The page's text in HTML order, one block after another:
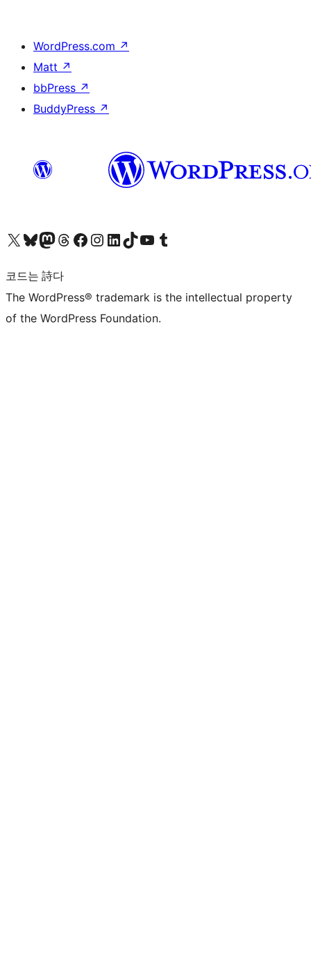
WordPress.com ↗
Matt ↗
bbPress ↗
BuddyPress ↗
X(이전 트위터) 계정 방문하기블루스카이 계정 방문하기마스토돈 계정 방문하기스레드 계정 방문하기 페이스북 페이지 방문하기인스타그램 계정 방문하기 LinkedIn 계정 방문하기틱톡 계정 방문하기유튜브 채널 방문하기 텀블러 계정 방문하기
코드는 詩다
The WordPress® trademark is the intellectual property
of the WordPress Foundation.